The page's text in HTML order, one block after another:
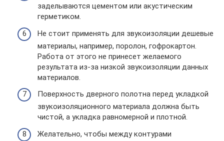
заделываются цементом или акустическим
герметиком.
Не стоит применять для звукоизоляции дешевые
материалы, например, поролон, гофрокартон.
Работа от этого не принесет желаемого
результата из-за низкой звукоизоляции данных
материалов.
Поверхность дверного полотна перед укладкой
звукоизоляционного материала должна быть
чистой, а укладка равномерной и плотной.
Желательно, чтобы между контурами